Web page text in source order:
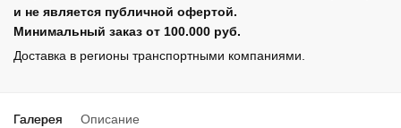
и не является публичной офертой.
Минимальный заказ от 100.000 руб.
Доставка в регионы транспортными компаниями.
Галерея Описание